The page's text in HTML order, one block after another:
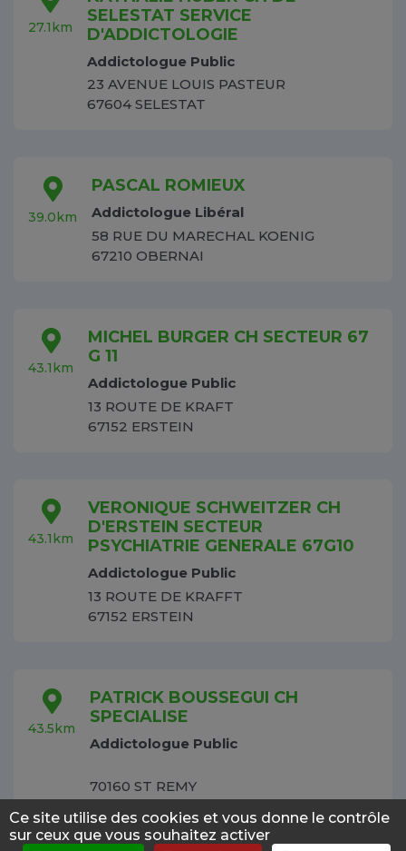
27.1km
SELESTAT SERVICE
D'ADDICTOLOGIE
Addictologue Public
23 AVENUE LOUIS PASTEUR
67604 SELESTAT
39.0km
PASCAL ROMIEUX
Addictologue Libéral
58 RUE DU MARECHAL KOENIG
67210 OBERNAI
43.1km
MICHEL BURGER CH SECTEUR 67
G 11
Addictologue Public
13 ROUTE DE KRAFT
67152 ERSTEIN
43.1km
VERONIQUE SCHWEITZER CH
D'ERSTEIN SECTEUR
PSYCHIATRIE GENERALE 67G10
Addictologue Public
13 ROUTE DE KRAFFT
67152 ERSTEIN
43.5km
PATRICK BOUSSEGUI CH
SPECIALISE
Addictologue Public
70160 ST REMY
Ce site utilise des cookies et vous donne le contrôle
sur ceux que vous souhaitez activer